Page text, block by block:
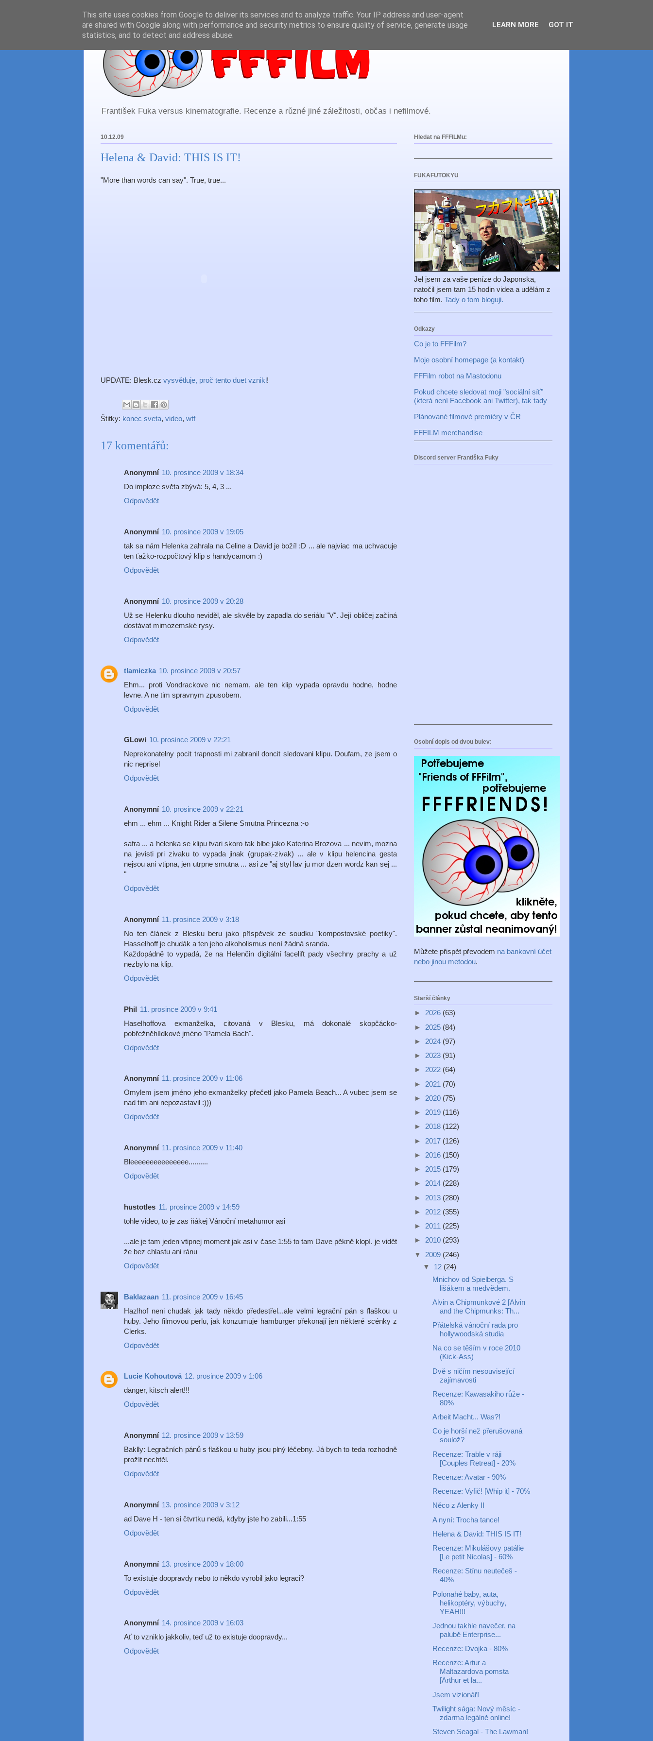
František Fuka versus kinematografie. Recenze a různé jiné záležitosti, občas i nefilmové.
10.12.09
Helena & David: THIS IS IT!
"More than words can say". True, true...
UPDATE: Blesk.cz vysvětluje, proč tento duet vznikl!
Štitky: konec sveta, video, wtf
17 komentářů:
Anonymní 10. prosince 2009 v 18:34
Do imploze světa zbývá: 5, 4, 3 ...
Odpovědět
Anonymní 10. prosince 2009 v 19:05
tak sa nám Helenka zahrala na Celine a David je boží! :D ... ale najviac ma uchvacuje
ten ťažko-rozpočtový klip s handycamom :)
Odpovědět
Anonymní 10. prosince 2009 v 20:28
Už se Helenku dlouho neviděl, ale skvěle by zapadla do seriálu "V". Její obličej začíná
dostávat mimozemské rysy.
Odpovědět
tlamiczka 10. prosince 2009 v 20:57
Ehm... proti Vondrackove nic nemam, ale ten klip vypada opravdu hodne, hodne
levne. A ne tim spravnym zpusobem.
Odpovědět
GLowi 10. prosince 2009 v 22:21
Neprekonatelny pocit trapnosti mi zabranil doncit sledovani klipu. Doufam, ze jsem o
nic neprisel
Odpovědět
Anonymní 10. prosince 2009 v 22:21
ehm ... ehm ... Knight Rider a Silene Smutna Princezna :-o
safra ... a helenka se klipu tvari skoro tak blbe jako Katerina Brozova ... nevim, mozna
na jevisti pri zivaku to vypada jinak (grupak-zivak) ... ale v klipu helencina gesta
nejsou ani vtipna, jen utrpne smutna ... asi ze "aj styl lav ju mor dzen wordz kan sej ...
"
Odpovědět
Anonymní 11. prosince 2009 v 3:18
No ten článek z Blesku beru jako příspěvek ze soudku "kompostovské poetiky".
Hasselhoff je chudák a ten jeho alkoholismus není žádná sranda.
Každopádně to vypadá, že na Helenčin digitální facelift pady všechny prachy a už
nezbylo na klip.
Odpovědět
Phil 11. prosince 2009 v 9:41
Haselhoffova exmanželka, citovaná v Blesku, má dokonalé skopčácko-
pobřežněhlídkové jméno "Pamela Bach".
Odpovědět
Anonymní 11. prosince 2009 v 11:06
Omylem jsem jméno jeho exmanželky přečetl jako Pamela Beach... A vubec jsem se
nad tim ani nepozastavil :)))
Odpovědět
Anonymní 11. prosince 2009 v 11:40
Bleeeeeeeeeeeeeee..........
Odpovědět
hustotles 11. prosince 2009 v 14:59
tohle video, to je zas ňákej Vánoční metahumor asi
...ale je tam jeden vtipnej moment jak asi v čase 1:55 to tam Dave pěkně klopí. je vidět
že bez chlastu ani ránu
Odpovědět
Baklazaan 11. prosince 2009 v 16:45
Hazlhof neni chudak jak tady někdo předestřel...ale velmi legrační pán s flaškou u
huby. Jeho filmovou perlu, jak konzumuje hamburger překonají jen některé scénky z
Clerks.
Odpovědět
Lucie Kohoutová 12. prosince 2009 v 1:06
danger, kitsch alert!!!
Odpovědět
Anonymní 12. prosince 2009 v 13:59
Baklly: Legračních pánů s flaškou u huby jsou plný léčebny. Já bych to teda rozhodně
prožít nechtěl.
Odpovědět
Anonymní 13. prosince 2009 v 3:12
ad Dave H - ten si čtvrtku nedá, kdyby jste ho zabili...1:55
Odpovědět
Anonymní 13. prosince 2009 v 18:00
To existuje doopravdy nebo to někdo vyrobil jako legraci?
Odpovědět
Anonymní 14. prosince 2009 v 16:03
Ať to vzniklo jakkoliv, teď už to existuje doopravdy...
Odpovědět
Hledat na FFFILMu:
FUKAFUTOKYU
Jel jsem za vaše peníze do Japonska,
natočil jsem tam 15 hodin videa a udělám z
toho film. Tady o tom bloguji.
Odkazy
Co je to FFFilm?
Moje osobní homepage (a kontakt)
FFFilm robot na Mastodonu
Pokud chcete sledovat moji "sociální síť"
(která není Facebook ani Twitter), tak tady
Plánované filmové premiéry v ČR
FFFILM merchandise
Discord server Františka Fuky
Osobní dopis od dvou bulev:
Můžete přispět převodem na bankovní účet
nebo jinou metodou.
Starší články
► 2026 (63)
► 2025 (84)
► 2024 (97)
► 2023 (91)
► 2022 (64)
► 2021 (70)
► 2020 (75)
► 2019 (116)
► 2018 (122)
► 2017 (126)
► 2016 (150)
► 2015 (179)
► 2014 (228)
► 2013 (280)
► 2012 (355)
► 2011 (225)
► 2010 (293)
▼ 2009 (246)
▼ 12 (24)
Mnichov od Spielberga. S
lišákem a medvědem.
Alvin a Chipmunkové 2 [Alvin
and the Chipmunks: Th...
Přátelská vánoční rada pro
hollywoodská studia
Na co se těším v roce 2010
(Kick-Ass)
Dvě s ničím nesouvisející
zajímavosti
Recenze: Kawasakiho růže -
80%
Arbeit Macht... Was?!
Co je horší než přerušovaná
soulož?
Recenze: Trable v ráji
[Couples Retreat] - 20%
Recenze: Avatar - 90%
Recenze: Vyfič! [Whip it] - 70%
Něco z Alenky II
A nyní: Trocha tance!
Helena & David: THIS IS IT!
Recenze: Mikulášovy patálie
[Le petit Nicolas] - 60%
Recenze: Stínu neutečeš -
40%
Polonahé baby, auta,
helikoptéry, výbuchy,
YEAH!!!
Jednou takhle navečer, na
palubě Enterprise...
Recenze: Dvojka - 80%
Recenze: Artur a
Maltazardova pomsta
[Arthur et la...
Jsem vizionář!
Twilight sága: Nový měsíc -
zdarma legálně online!
Steven Seagal - The Lawman!
This site uses cookies from Google to deliver its services and to analyze traffic. Your IP address and user-agent
are shared with Google along with performance and security metrics to ensure quality of service, generate usage
statistics, and to detect and address abuse.
LEARN MORE GOT IT